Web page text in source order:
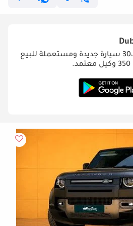
استكشف أكثر من 30،000 سيارة جديدة ومستعملة للبيع